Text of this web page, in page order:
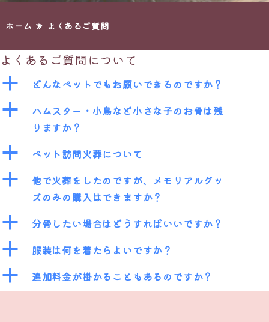
ホーム » よくあるご質問
よくあるご質問について
a どんなペットでもお願いできるのですか？
a
ハムスター・小鳥など小さな子のお骨は残
りますか？
a ペット訪問火葬について
a
他で火葬をしたのですが、メモリアルグッ
ズのみの購入はできますか？
a 分骨したい場合はどうすればいいですか？
a 服装は何を着たらよいですか？
a 追加料金が掛かることもあるのですか？